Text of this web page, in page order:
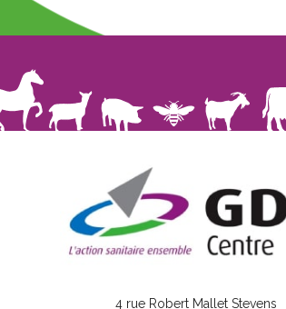
4 rue Robert Mallet Stevens